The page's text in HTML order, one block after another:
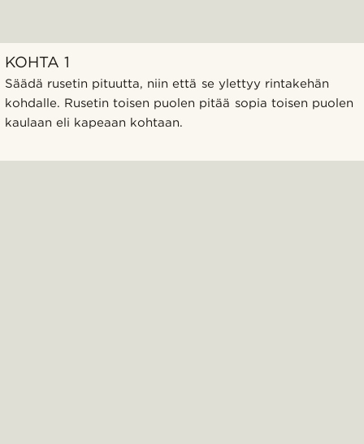
KOHTA 1
Säädä rusetin pituutta, niin että se ylettyy rintakehän
kohdalle. Rusetin toisen puolen pitää sopia toisen puolen
kaulaan eli kapeaan kohtaan.